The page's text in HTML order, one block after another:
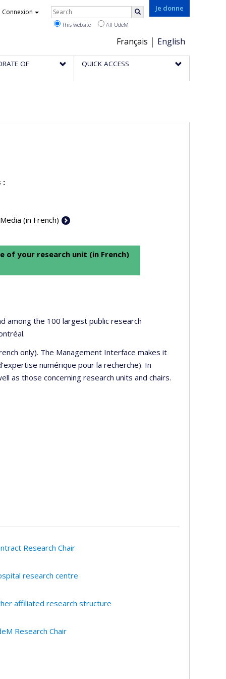
Je donne
Choix
de
la
Français English
Connexion Rechercher
This website All UdeM
OF QUICK ACCESS
:
(in French)
of your research unit (in French)
among the 100 largest public research
only). The Management Interface makes it
numérique pour la recherche). In
as those concerning research units and chairs.
Research Chair
research centre
affiliated research structure
Research Chair